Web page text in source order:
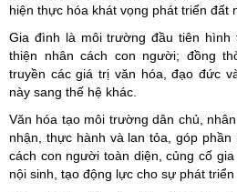
hiện thực hóa khát vọng phát triển đất
Gia đình là môi trường đầu tiên hình
thiện nhân cách con người; đồng
truyền các giá trị văn hóa, đạo đức
này sang thế hệ khác.
Văn hóa tạo môi trường dân chủ,
nhận, thực hành và lan tỏa, góp
cách con người toàn diện, củng cố
nội sinh, tạo động lực cho sự phát